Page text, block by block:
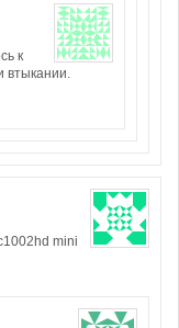
к
втыкании.
mini